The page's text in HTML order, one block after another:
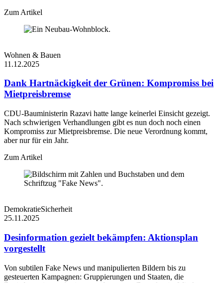
Zum Artikel
Wohnen & Bauen
11.12.2025
Dank Hartnäckigkeit der Grünen: Kompromiss bei
Mietpreisbremse
CDU-Bauministerin Razavi hatte lange keinerlei Einsicht gezeigt.
Nach schwierigen Verhandlungen gibt es nun doch noch einen
Kompromiss zur Mietpreisbremse. Die neue Verordnung kommt,
aber nur für ein Jahr.
Zum Artikel
DemokratieSicherheit
25.11.2025
Desinformation gezielt bekämpfen: Aktionsplan
vorgestellt
Von subtilen Fake News und manipulierten Bildern bis zu
gesteuerten Kampagnen: Gruppierungen und Staaten, die